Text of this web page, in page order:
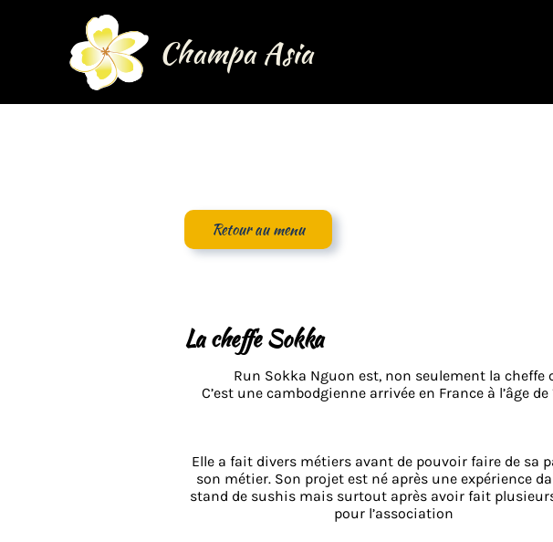
Champa Asia
Retour au menu
La cheffe Sokka
Run Sokka Nguon est, non seulement la
C’est une cambodgienne arrivée en France à l’âge
Elle a fait divers métiers avant de pouvoir faire de sa
son métier. Son projet est né après une expérience
stand de sushis mais surtout après avoir fait
pour l’association